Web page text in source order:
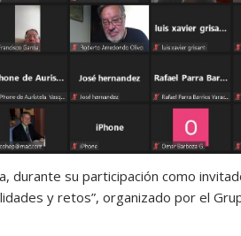
durante su participación como
y retos”, organizado por el